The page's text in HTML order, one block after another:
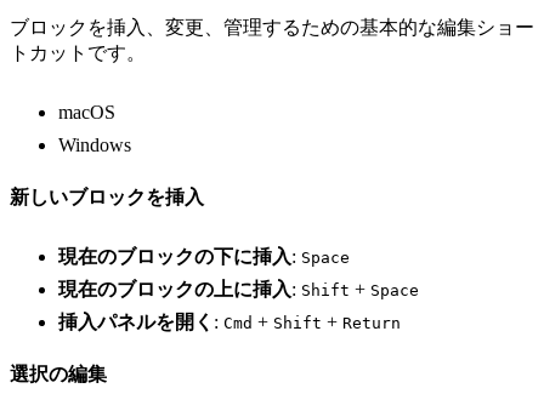
ブロックを挿入、変更、管理するための基本的な編集ショー
トカットです。
macOS
Windows
新しいブロックを挿入
現在のブロックの下に挿入: Space
現在のブロックの上に挿入: Shift + Space
挿入パネルを開く : Cmd + Shift + Return
選択の編集